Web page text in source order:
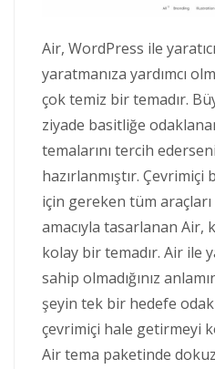
Air, WordPress ile
yaratmanıza yardımcı
çok temiz bir temadır.
ziyade basitliğe
temalarını tercih
hazırlanmıştır.
için gereken tüm
amacıyla tasarlanan
kolay bir temadır. Air ile
sahip olmadığınız
şeyin tek bir hedefe
çevrimiçi hale getirmeyi
Air tema paketinde